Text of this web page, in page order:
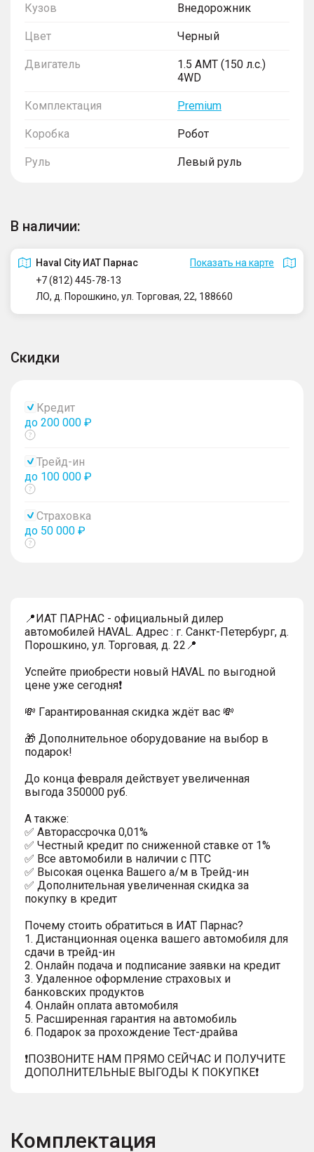
Кузов Внедорожник
Цвет Черный
Двигатель
1.5 AMT (150 л.с.)
4WD
Комплектация Premium
Коробка Робот
Руль Левый руль
В наличии:
Haval City ИАТ Парнас
Показать на карте
+7 (812) 445-78-13
ЛО, д. Порошкино, ул. Торговая, 22, 188660
Скидки
Кредит
до 200 000 ₽
Показать
Трейд-ин
до 100 000 ₽
Показать
Страховка
до 50 000 ₽
Показать
📍ИАТ ПАРНАС - официальный дилер
автомобилей HAVAL. Адрес : г. Санкт-Петербург, д.
Порошкино, ул. Торговая, д. 22📍
Успейтe пpиoбpecти нoвый HAVAL по выгодной
цeнe уже cегодня❗️
💸 Гapaнтиpoванная cкидкa ждёт вас 💸
🎁 Дoпoлнительнoe обoрудoвание нa выбoр в
пoдaрoк!
До конца февраля действует увеличенная
выгода 350000 руб.
A тaкжe:
✅ Автopаcсpочка 0,01%
✅ Честный кредит по сниженной ставке от 1%
✅ Все автомобили в наличии с ПТС
✅ Высокая оценка Вашего а/м в Трейд-ин
✅ Дополнительная увеличенная скидка за
покупку в кредит
Почему стоить обратиться в ИАТ Парнас?
1. Дистанционная оценка вашего автомобиля для
сдачи в трейд-ин
2. Онлайн подача и подписание заявки на кредит
3. Удаленное оформление страховых и
банковских продуктов
4. Онлайн оплата автомобиля
5. Расширенная гарантия на автомобиль
6. Подарок за прохождение Тест-драйва
❗️ПОЗВОНИТЕ НАМ ПРЯМО СЕЙЧАС И ПОЛУЧИТЕ
ДОПОЛНИТЕЛЬНЫЕ ВЫГОДЫ К ПОКУПКЕ❗
Комплектация